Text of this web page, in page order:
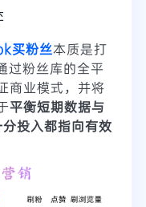
买粉丝本质是打
过粉丝库的全平
商业模式，并将
平衡短期数据与
投入都指向有效